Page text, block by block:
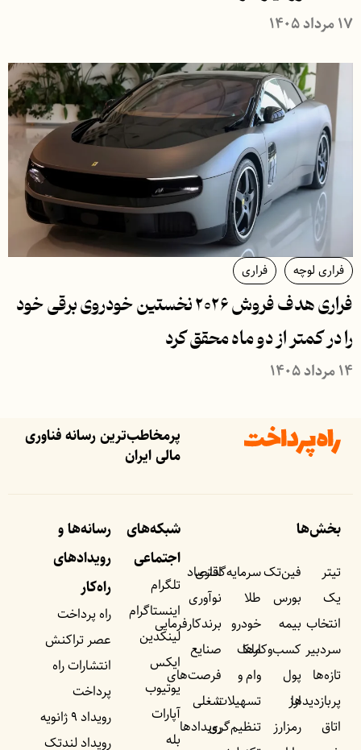
۱۷ مرداد ۱۴۰۵
فراری لوچه فراری
فراری هدف فروش ۲۰۲۶ نخستین خودروی برقی خود
را در کمتر از دو ماه محقق کرد
۱۴ مرداد ۱۴۰۵
پرمخاطب‌ترین رسانه فناوری
مالی ایران
بخش‌ها
تیتر
یک
انتخاب
سردبیر
تازه‌ها
پربازدید‌ها
اتاق
فین‌تک
بورس
بیمه
کسب‌وکار‌ها
پول
ارز
رمزارز
سرمایه‌گذاری
طلا
خودرو
ملک
وام و
تسهیلات
تنظیم‌گری
اقتصاد
نوآوری
برندکارفرمایی
صنایع
فرصت‌های
شغلی
رویداد‌ها
شبکه‌های
اجتماعی
تلگرام
اینستاگرام
لینکدین
ایکس
یوتیوب
آپارات
بله
رسانه‌ها و
رویداد‌های
راه‌کار
راه پرداخت
عصر تراکنش
انتشارات راه
پرداخت
رویداد ۹ ژانویه
رویداد لندتک